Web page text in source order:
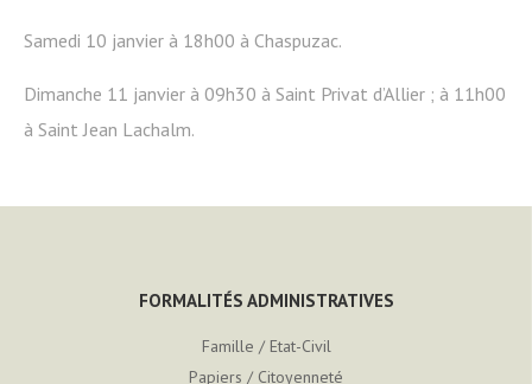
Samedi 10 janvier à 18h00 à Chaspuzac.
Dimanche 11 janvier à 09h30 à Saint Privat d’Allier ; à 11h00
à Saint Jean Lachalm.
FORMALITÉS ADMINISTRATIVES
Famille / Etat-Civil
Papiers / Citoyenneté